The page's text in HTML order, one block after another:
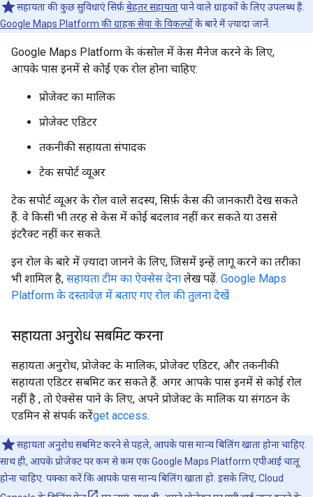
सहायता की कुछ सुविधाएं सिर्फ़बेहतर सहायतापाने वाले ग्राहकों के लिए उपलब्ध हैं.
Google Maps Platform की ग्राहक सेवा के विकल्पोंके बारे में ज़्यादा जानें.
Google Maps Platform के कंसोल में केस मैनेज करने के लिए,
आपके पास इनमें से कोई एक रोल होना चाहिए:
प्रोजेक्ट का मालिक
प्रोजेक्ट एडिटर
तकनीकी सहायता संपादक
टेक सपोर्ट व्यूअर
टेक सपोर्ट व्यूअर के रोल वाले सदस्य, सिर्फ़ केस की जानकारी देख सकते
हैं. वे किसी भी तरह से केस में कोई बदलाव नहीं कर सकते या उससे
इंटरैक्ट नहीं कर सकते.
इन रोल के बारे में ज़्यादा जानने के लिए, जिसमें इन्हें लागू करने का तरीका
भी शामिल है, सहायता टीम का ऐक्सेस देना लेख पढ़ें. Google Maps
Platform के दस्तावेज़ में बताए गए रोल की तुलना देखें
सहायता अनुरोध सबमिट करना
सहायता अनुरोध, प्रोजेक्ट के मालिक, प्रोजेक्ट एडिटर, और तकनीकी
सहायता एडिटर सबमिट कर सकते हैं. अगर आपके पास इनमें से कोई रोल
नहीं है , तो ऐक्सेस पाने के लिए, अपने प्रोजेक्ट के मालिक या संगठन के
एडमिन से संपर्क करेंget access.
सहायता अनुरोध सबमिट करने से पहले, आपके पास मान्य बिलिंग खाता होना चाहिए.
साथ ही, आपके प्रोजेक्ट पर कम से कम एक Google Maps Platform एपीआई चालू
होना चाहिए. पक्का करें कि आपके पास मान्य बिलिंग खाता हो. इसके लिए, Cloud